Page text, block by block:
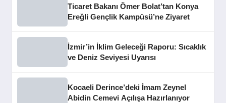
Ticaret Bakanı Ömer Bolat’tan Konya
Ereğli Gençlik Kampüsü’ne Ziyaret
İzmir’in İklim Geleceği Raporu: Sıcaklık
ve Deniz Seviyesi Uyarısı
Kocaeli Derince’deki İmam Zeynel
Abidin Cemevi Açılışa Hazırlanıyor